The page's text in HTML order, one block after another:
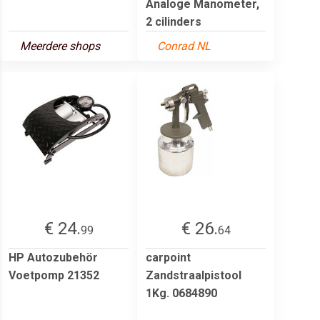
Meerdere shops
Analoge Manometer,
2 cilinders
Conrad NL
€ 24.99
HP Autozubehör
Voetpomp 21352
€ 26.64
carpoint
Zandstraalpistool
1Kg. 0684890